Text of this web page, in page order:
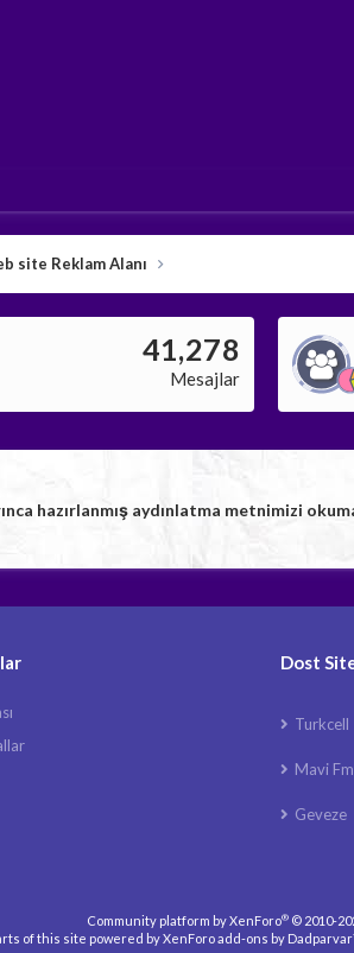
site Reklam Alanı
41,278
Mesajlar
hazırlanmış aydınlatma metnimizi
Dost
Turkcell
Mavi Fm
Geveze
Community platform by XenForo® © 2010-
of this site powered byXenForo add-ons by